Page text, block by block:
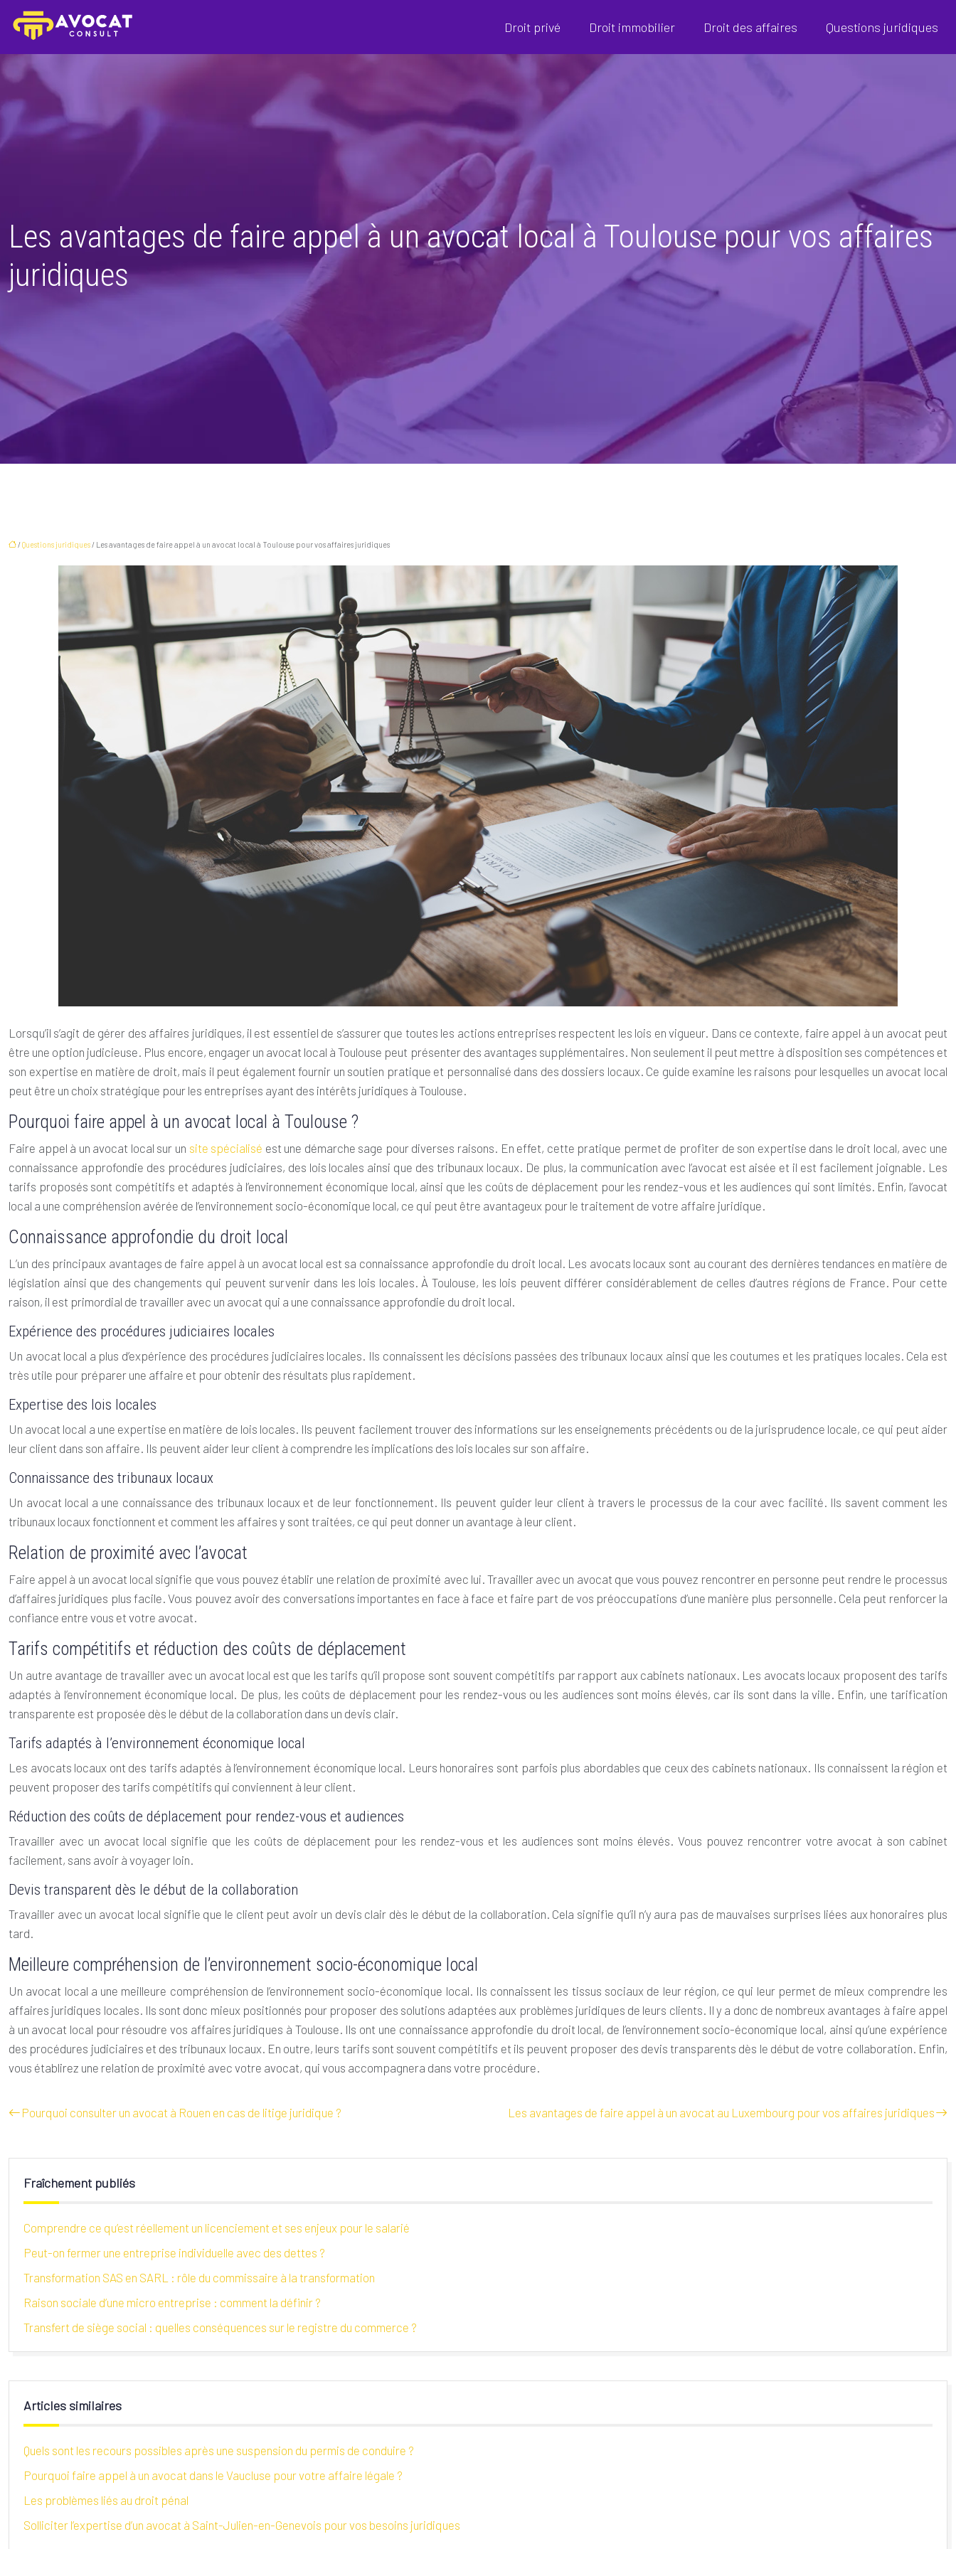
Droit privé Droit immobilier Droit des affaires Questions juridiques
Les avantages de faire appel à un avocat local à Toulouse pour vos affaires
juridiques
/Questions juridiques/ Les avantages de faire appel à un avocat local à Toulouse pour vos affaires juridiques
Lorsqu’il s’agit de gérer des affaires juridiques, il est essentiel de s’assurer que toutes les actions entreprises respectent les lois en vigueur. Dans ce contexte, faire appel à un avocat peut
être une option judicieuse. Plus encore, engager un avocat local à Toulouse peut présenter des avantages supplémentaires. Non seulement il peut mettre à disposition ses compétences et
son expertise en matière de droit, mais il peut également fournir un soutien pratique et personnalisé dans des dossiers locaux. Ce guide examine les raisons pour lesquelles un avocat local
peut être un choix stratégique pour les entreprises ayant des intérêts juridiques à Toulouse.
Pourquoi faire appel à un avocat local à Toulouse ?
Faire appel à un avocat local sur un site spécialisé est une démarche sage pour diverses raisons. En effet, cette pratique permet de profiter de son expertise dans le droit local, avec une
connaissance approfondie des procédures judiciaires, des lois locales ainsi que des tribunaux locaux. De plus, la communication avec l’avocat est aisée et il est facilement joignable. Les
tarifs proposés sont compétitifs et adaptés à l’environnement économique local, ainsi que les coûts de déplacement pour les rendez-vous et les audiences qui sont limités. Enfin, l’avocat
local a une compréhension avérée de l’environnement socio-économique local, ce qui peut être avantageux pour le traitement de votre affaire juridique.
Connaissance approfondie du droit local
L’un des principaux avantages de faire appel à un avocat local est sa connaissance approfondie du droit local. Les avocats locaux sont au courant des dernières tendances en matière de
législation ainsi que des changements qui peuvent survenir dans les lois locales. À Toulouse, les lois peuvent différer considérablement de celles d’autres régions de France. Pour cette
raison, il est primordial de travailler avec un avocat qui a une connaissance approfondie du droit local.
Expérience des procédures judiciaires locales
Un avocat local a plus d’expérience des procédures judiciaires locales. Ils connaissent les décisions passées des tribunaux locaux ainsi que les coutumes et les pratiques locales. Cela est
très utile pour préparer une affaire et pour obtenir des résultats plus rapidement.
Expertise des lois locales
Un avocat local a une expertise en matière de lois locales. Ils peuvent facilement trouver des informations sur les enseignements précédents ou de la jurisprudence locale, ce qui peut aider
leur client dans son affaire. Ils peuvent aider leur client à comprendre les implications des lois locales sur son affaire.
Connaissance des tribunaux locaux
Un avocat local a une connaissance des tribunaux locaux et de leur fonctionnement. Ils peuvent guider leur client à travers le processus de la cour avec facilité. Ils savent comment les
tribunaux locaux fonctionnent et comment les affaires y sont traitées, ce qui peut donner un avantage à leur client.
Relation de proximité avec l’avocat
Faire appel à un avocat local signifie que vous pouvez établir une relation de proximité avec lui. Travailler avec un avocat que vous pouvez rencontrer en personne peut rendre le processus
d’affaires juridiques plus facile. Vous pouvez avoir des conversations importantes en face à face et faire part de vos préoccupations d’une manière plus personnelle. Cela peut renforcer la
confiance entre vous et votre avocat.
Tarifs compétitifs et réduction des coûts de déplacement
Un autre avantage de travailler avec un avocat local est que les tarifs qu’il propose sont souvent compétitifs par rapport aux cabinets nationaux. Les avocats locaux proposent des tarifs
adaptés à l’environnement économique local. De plus, les coûts de déplacement pour les rendez-vous ou les audiences sont moins élevés, car ils sont dans la ville. Enfin, une tarification
transparente est proposée dès le début de la collaboration dans un devis clair.
Tarifs adaptés à l’environnement économique local
Les avocats locaux ont des tarifs adaptés à l’environnement économique local. Leurs honoraires sont parfois plus abordables que ceux des cabinets nationaux. Ils connaissent la région et
peuvent proposer des tarifs compétitifs qui conviennent à leur client.
Réduction des coûts de déplacement pour rendez-vous et audiences
Travailler avec un avocat local signifie que les coûts de déplacement pour les rendez-vous et les audiences sont moins élevés. Vous pouvez rencontrer votre avocat à son cabinet
facilement, sans avoir à voyager loin.
Devis transparent dès le début de la collaboration
Travailler avec un avocat local signifie que le client peut avoir un devis clair dès le début de la collaboration. Cela signifie qu’il n’y aura pas de mauvaises surprises liées aux honoraires plus
tard.
Meilleure compréhension de l’environnement socio-économique local
Un avocat local a une meilleure compréhension de l’environnement socio-économique local. Ils connaissent les tissus sociaux de leur région, ce qui leur permet de mieux comprendre les
affaires juridiques locales. Ils sont donc mieux positionnés pour proposer des solutions adaptées aux problèmes juridiques de leurs clients. Il y a donc de nombreux avantages à faire appel
à un avocat local pour résoudre vos affaires juridiques à Toulouse. Ils ont une connaissance approfondie du droit local, de l’environnement socio-économique local, ainsi qu’une expérience
des procédures judiciaires et des tribunaux locaux. En outre, leurs tarifs sont souvent compétitifs et ils peuvent proposer des devis transparents dès le début de votre collaboration. Enfin,
vous établirez une relation de proximité avec votre avocat, qui vous accompagnera dans votre procédure.
Pourquoi consulter un avocat à Rouen en cas de litige juridique ? Les avantages de faire appel à un avocat au Luxembourg pour vos affaires juridiques
Fraîchement publiés
Comprendre ce qu’est réellement un licenciement et ses enjeux pour le salarié
Peut-on fermer une entreprise individuelle avec des dettes ?
Transformation SAS en SARL : rôle du commissaire à la transformation
Raison sociale d’une micro entreprise : comment la définir ?
Transfert de siège social : quelles conséquences sur le registre du commerce ?
Articles similaires
Quels sont les recours possibles après une suspension du permis de conduire ?
Pourquoi faire appel à un avocat dans le Vaucluse pour votre affaire légale ?
Les problèmes liés au droit pénal
Solliciter l’expertise d’un avocat à Saint-Julien-en-Genevois pour vos besoins juridiques